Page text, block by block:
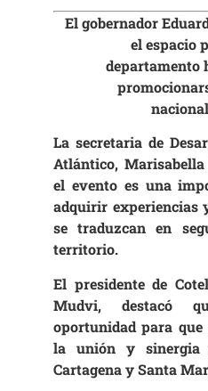
El gobernador
el espacio
departamento
La secretaria de
Atlántico,
el evento es una
adquirir experiencias
se traduzcan en
territorio.
El presidente de
Mudvi, destacó
oportunidad para que
la unión y sinergia
Cartagena y Santa